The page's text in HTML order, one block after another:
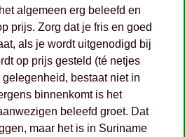
algemeen erg beleefd en
prijs. Zorg dat je fris en goed
als je wordt uitgenodigd bij
op prijs gesteld (té netjes
bestaat niet in
binnenkomt is het
beleefd groet. Dat
maar het is in Suriname